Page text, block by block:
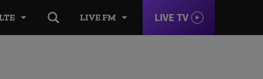
LIVE FM LIVE TV